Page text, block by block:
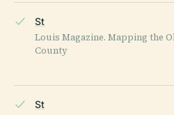
St
Louis Magazine. Mapping the
County
St